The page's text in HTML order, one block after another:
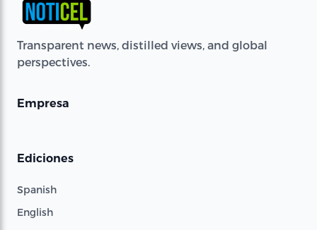
Transparent news, distilled views, and global
perspectives.
Empresa
Ediciones
Spanish
English